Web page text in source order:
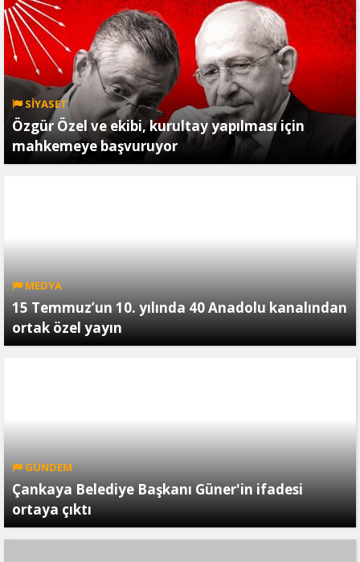
SİYASET
Özgür Özel ve ekibi, kurultay yapılması için
mahkemeye başvuruyor
MEDYA
15 Temmuz’un 10. yılında 40 Anadolu kanalından
ortak özel yayın
GÜNDEM
Çankaya Belediye Başkanı Güner'in ifadesi
ortaya çıktı